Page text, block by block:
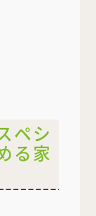
ペシ
る家